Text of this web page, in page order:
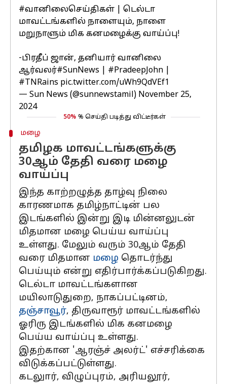
#வானிலைசெய்திகள் | டெல்டா
மாவட்டங்களில் நாளையும், நாளை
மறுநாளும் மிக கனமழைக்கு வாய்ப்பு!
-பிரதீப் ஜான், தனியார் வானிலை
ஆர்வலர்#SunNews #PradeepJohn
#TNRains pic.twitter.com/uWh9QdVEf1
— Sun News (@sunnewstamil) November 25,
2024
50% % செய்தி படித்து விட்டீர்கள்
மழை
தமிழக மாவட்டங்களுக்கு
30ஆம் தேதி வரை மழை
வாய்ப்பு
இந்த காற்றழுத்த தாழ்வு நிலை
காரணமாக தமிழ்நாட்டின் பல
இடங்களில் இன்று இடி மின்னலுடன்
மிதமான மழை பெய்ய வாய்ப்பு
உள்ளது. மேலும் வரும் 30ஆம் தேதி
வரை மிதமான மழை தொடர்ந்து
பெய்யும் என்று எதிர்பார்க்கப்படுகிறது.
டெல்டா மாவட்டங்களான
மயிலாடுதுறை, நாகப்பட்டினம்,
தஞ்சாவூர், திருவாரூர் மாவட்டங்களில்
ஓரிரு இடங்களில் மிக கனமழை
பெய்ய வாய்ப்பு உள்ளது.
இதற்கான 'ஆரஞ்ச் அலர்ட்' எச்சரிக்கை
விடுக்கப்பட்டுள்ளது.
கடலுார், விழுப்புரம், அரியலூர்,